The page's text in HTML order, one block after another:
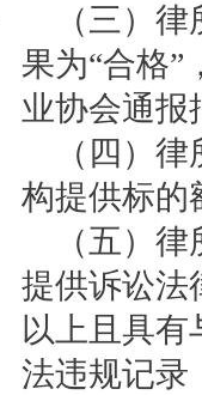
（三）律
果为“合格
业协会通报
（四）律
构提供标的
（五） 律
提供诉讼法
以上且具
法违规记录